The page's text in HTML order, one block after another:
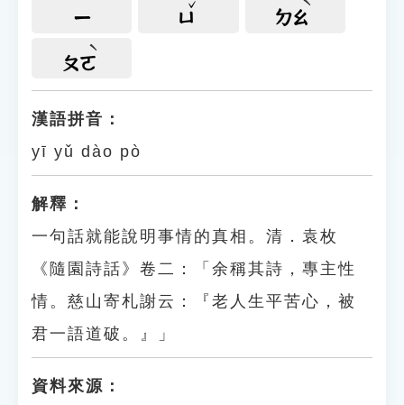
ㄧ ㄩ ㄉㄠ
ㄆㄛ
漢語拼音：
yī yǔ dào pò
解釋：
一句話就能說明事情的真相。清．袁枚
《隨園詩話》卷二：「余稱其詩，專主性
情。慈山寄札謝云：『老人生平苦心，被
君一語道破。』」
資料來源：